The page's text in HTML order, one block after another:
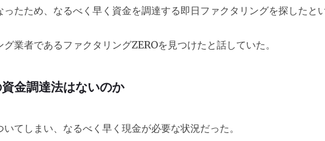
たため、なるべく早く資金を調達する即日ファクタリングを探したとい
業者であるファクタリングZEROを見つけたと話していた。
金調達法はないのか
てしまい、なるべく早く現金が必要な状況だった。